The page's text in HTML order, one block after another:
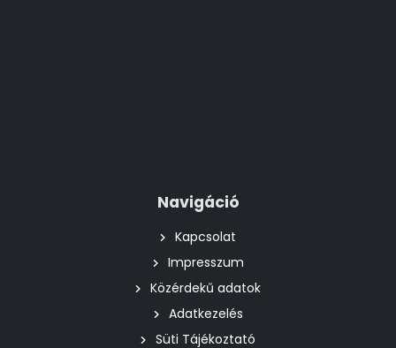
Navigáció
Kapcsolat
Impresszum
Közérdekű adatok
Adatkezelés
Süti Tájékoztató